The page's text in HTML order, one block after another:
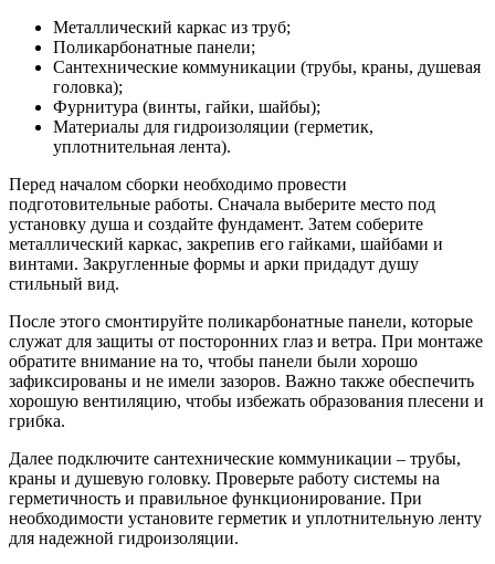
Металлический каркас из труб;
Поликарбонатные панели;
Сантехнические коммуникации (трубы, краны, душевая
головка);
Фурнитура (винты, гайки, шайбы);
Материалы для гидроизоляции (герметик,
уплотнительная лента).
Перед началом сборки необходимо провести
подготовительные работы. Сначала выберите место под
установку душа и создайте фундамент. Затем соберите
металлический каркас, закрепив его гайками, шайбами и
винтами. Закругленные формы и арки придадут душу
стильный вид.
После этого смонтируйте поликарбонатные панели, которые
служат для защиты от посторонних глаз и ветра. При монтаже
обратите внимание на то, чтобы панели были хорошо
зафиксированы и не имели зазоров. Важно также обеспечить
хорошую вентиляцию, чтобы избежать образования плесени и
грибка.
Далее подключите сантехнические коммуникации – трубы,
краны и душевую головку. Проверьте работу системы на
герметичность и правильное функционирование. При
необходимости установите герметик и уплотнительную ленту
для надежной гидроизоляции.